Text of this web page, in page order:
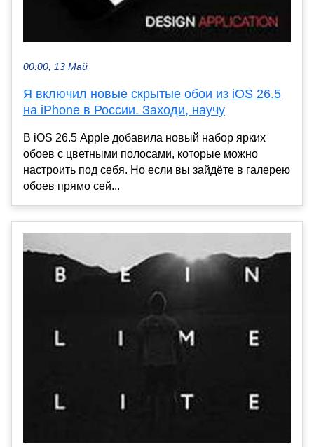
00:00, 13 Май
Я включил новые скрытые обои из iOS 26.5
на iPhone в России. Заходи, научу
В iOS 26.5 Apple добавила новый набор ярких
обоев с цветными полосами, которые можно
настроить под себя. Но если вы зайдёте в галерею
обоев прямо сей...